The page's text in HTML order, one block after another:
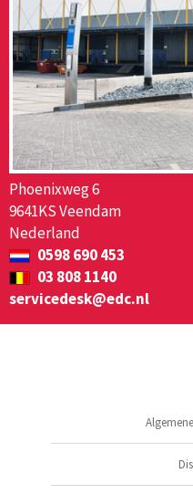
Phoenixweg 6
9641KS Veendam
Nederland
0598 690 453
03 808 1140
servicedesk@edc.nl